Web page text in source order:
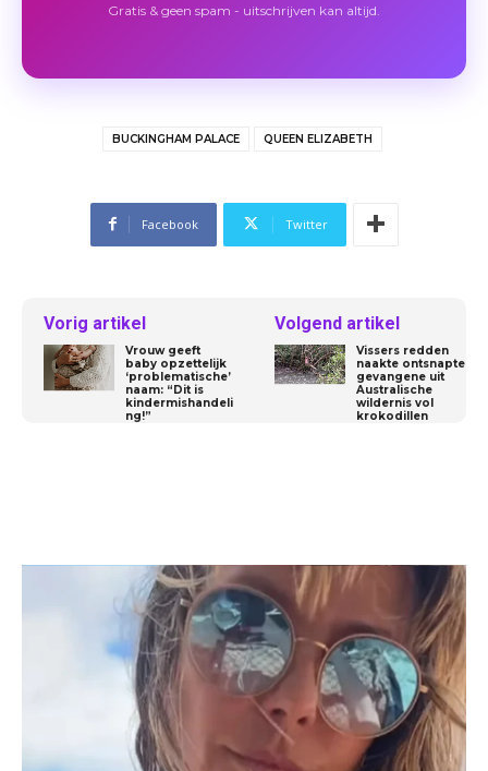
Gratis & geen spam - uitschrijven kan altijd.
BUCKINGHAM PALACE QUEEN ELIZABETH
Facebook Twitter
Vorig artikel
Vrouw geeft
baby opzettelijk
‘problematische’
naam: “Dit is
kindermishandeli
ng!”
Volgend artikel
Vissers redden
naakte ontsnapte
gevangene uit
Australische
wildernis vol
krokodillen